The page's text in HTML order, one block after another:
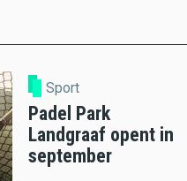
Sport
Padel Park
Landgraaf opent in
september